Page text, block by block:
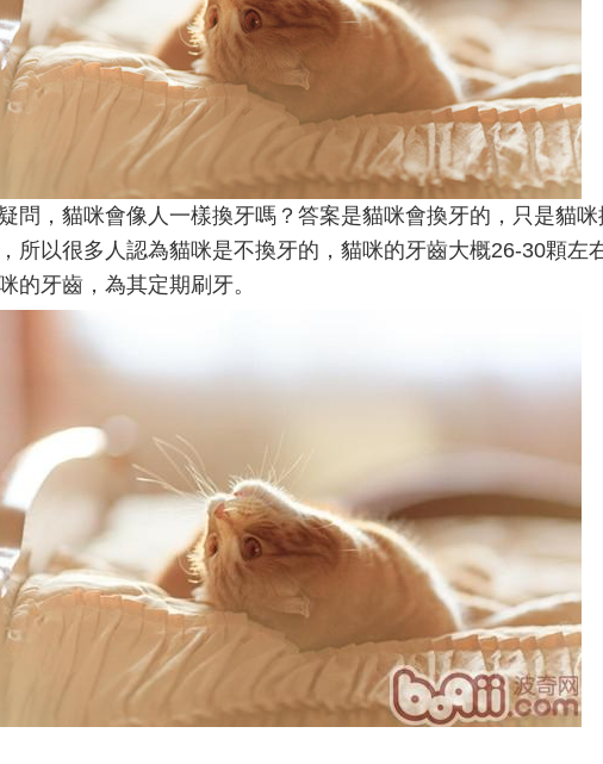
問，貓咪會像人一樣換牙嗎？答案是貓咪會換牙的，只是貓
所以很多人認為貓咪是不換牙的，貓咪的牙齒大概26-30顆左
的牙齒，為其定期刷牙。